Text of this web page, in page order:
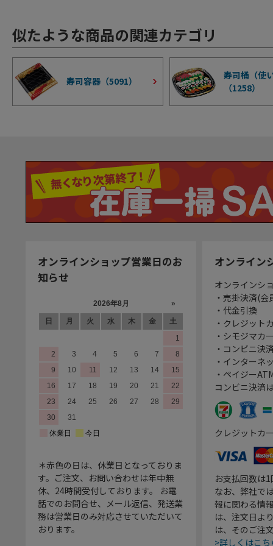
似たような商品の関連カテゴリ
寿司容器（5091）
寿司桶（使
（1258）
オンラインショップ営業日のお
知らせ
＊赤色の日は、休業日となっておりま
す。ご注文、お問い合わせは年中無
休、24時間受付しております。 お電
話でのお問合せ、メール返信、発送業
務は営業日のみ対応させていただいて
おります。
オンライン
オンラインシ
・売掛決済(
・代金引換
・クレジット
・シモジマカ
・コンビニ決
・インターネ
・ペイジー
コンビニ決済
クレジットカ
お支払回数は
なお、弊社で
報に関わる情
は、注文日よ
は、そのご注
>詳しくはこち